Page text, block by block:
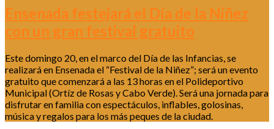
Ensenada festejará el Día de la Niñez
con un gran festival gratuito
Este domingo 20, en el marco del Día de las Infancias, se
realizará en Ensenada el “Festival de la Niñez”; será un evento
gratuito que comenzará a las 13 horas en el Polideportivo
Municipal (Ortíz de Rosas y Cabo Verde). Será una jornada para
disfrutar en familia con espectáculos, inflables, golosinas,
música y regalos para los más peques de la ciudad.